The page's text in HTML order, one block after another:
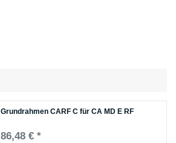
Grundrahmen CARF C für CA MD E RF
86,48 € *